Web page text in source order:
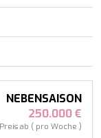
NEBENSAISON
250.000 €
Preis ab ( pro Woche )